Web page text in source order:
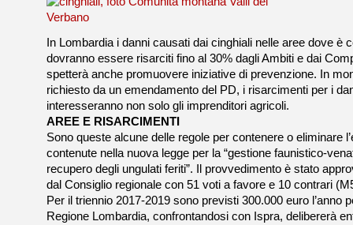
In Lombardia i danni causati dai cinghiali nelle aree dove è
dovranno essere risarciti fino al 30% dagli Ambiti e dai
spetterà anche promuovere iniziative di prevenzione. In
richiesto da un emendamento del PD, i risarcimenti per i
interesseranno non solo gli imprenditori agricoli.
AREE E RISARCIMENTI
Sono queste alcune delle regole per contenere o eliminare
contenute nella nuova legge per la “gestione faunistico-
recupero degli ungulati feriti”. Il provvedimento è stato
dal Consiglio regionale con 51 voti a favore e 10 contrari
Per il triennio 2017-2019 sono previsti 300.000 euro l’anno
Regione Lombardia, confrontandosi con Ispra, delibererà